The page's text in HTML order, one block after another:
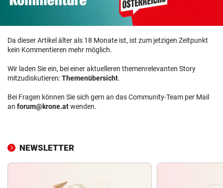
Da dieser Artikel älter als 18 Monate ist, ist zum jetzigen Zeitpunkt
kein Kommentieren mehr möglich.
Wir laden Sie ein, bei einer aktuelleren themenrelevanten Story
mitzudiskutieren:Themenübersicht.
Bei Fragen können Sie sich gern an das Community-Team per Mail
an forum@krone.atwenden.
NEWSLETTER